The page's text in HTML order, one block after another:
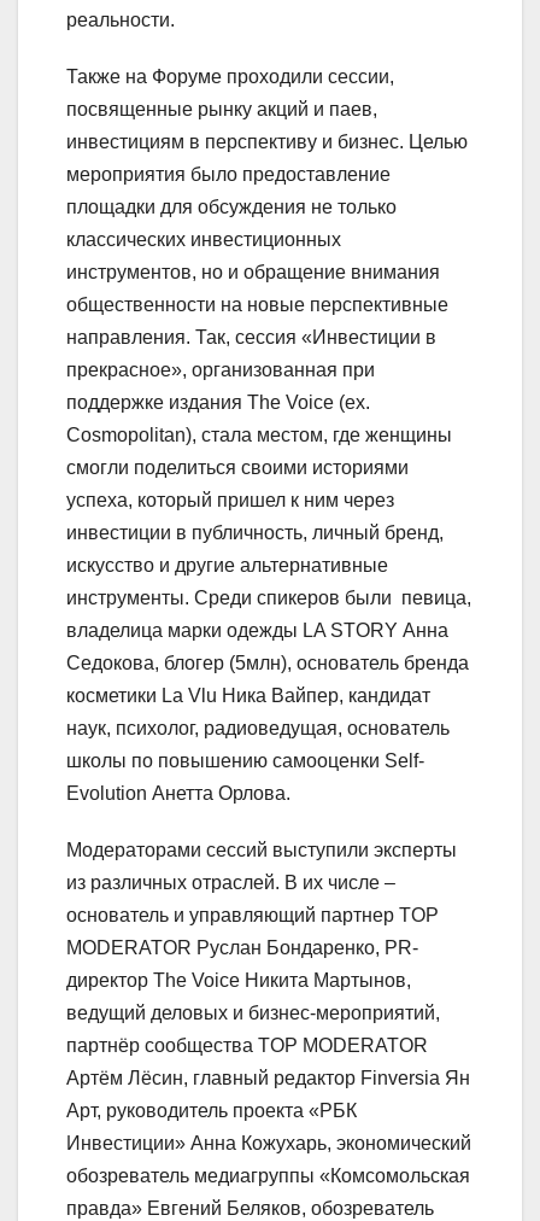
реальности.
Также на Форуме проходили сессии,
посвященные рынку акций и паев,
инвестициям в перспективу и бизнес. Целью
мероприятия было предоставление
площадки для обсуждения не только
классических инвестиционных
инструментов, но и обращение внимания
общественности на новые перспективные
направления. Так, сессия «Инвестиции в
прекрасное», организованная при
поддержке издания The Voice (ex.
Cosmopolitan), стала местом, где женщины
смогли поделиться своими историями
успеха, который пришел к ним через
инвестиции в публичность, личный бренд,
искусство и другие альтернативные
инструменты. Среди спикеров были певица,
владелица марки одежды LA STORY Анна
Седокова, блогер (5млн), основатель бренда
косметики La Vlu Ника Вайпер, кандидат
наук, психолог, радиоведущая, основатель
школы по повышению самооценки Self-
Evolution Анетта Орлова.
Модераторами сессий выступили эксперты
из различных отраслей. В их числе –
основатель и управляющий партнер TOP
MODERATOR Руслан Бондаренко, PR-
директор The Voice Никита Мартынов,
ведущий деловых и бизнес-мероприятий,
партнёр сообщества TOP MODERATOR
Артём Лёсин, главный редактор Finversia Ян
Арт, руководитель проекта «РБК
Инвестиции» Анна Кожухарь, экономический
обозреватель медиагруппы «Комсомольская
правда» Евгений Беляков, обозреватель